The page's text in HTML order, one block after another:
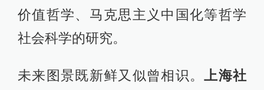
价值哲学、马克思主义中国化等哲学
社会科学的研究。
未来图景既新鲜又似曾相识。上海社